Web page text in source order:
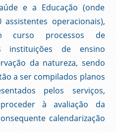
e a Educação (onde
operacionais),
curso processos de
instituições de ensino
da natureza, sendo
a ser compilados planos
pelos serviços,
à avaliação da
calendarização